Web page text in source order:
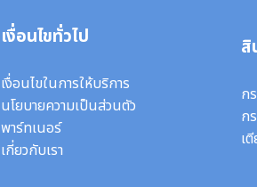
เงื่อนไขทั่วไป
เงื่อนไขในการให้บริการ
นโยบายความเป็นส่วนตัว
พาร์ทเนอร์
เกี่ยวกับเรา
สิ
ก
ก
เ